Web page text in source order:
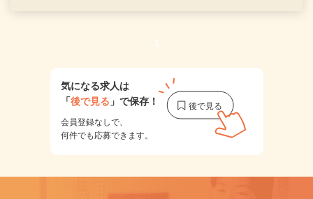
1
気になる求人は
「後で見る 」で保存！
会員登録なしで、
何件でも応募できます。